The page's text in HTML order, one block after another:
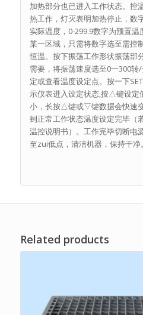
加热部分也已进入工作状态。控
热工作，灯灭表明加热停止，数
实际温度，0-299.9数字为预置
某一区域，只需将数字选至需控
恒温。按下振荡工作形状振荡部
需要，将振荡速度选至0一300转
定或查看温度设定点。按一下
示仪表进入设定状态,按△键设
小，长按△键或▽键数据会快速
到正常工作状态温度设定完毕（
温控说明书）。工作完毕切断电
至zui低点，清洁机器，保持干净。
Related products